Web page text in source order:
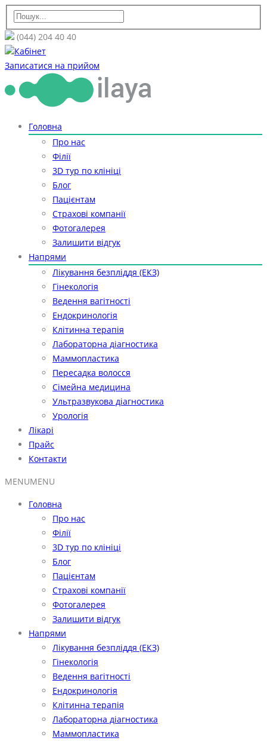
(044) 204 40 40
Кабінет
Записатися на прийом
Головна
Про нас
Філії
3D тур по клініці
Блог
Пацієнтам
Страхові компанії
Фотогалерея
Залишити відгук
Напрями
Лікування безпліддя (ЕКЗ)
Гінекологія
Ведення вагітності
Ендокринологія
Клітинна терапія
Лабораторна діагностика
Маммопластика
Пересадка волосся
Сімейна медицина
Ультразвукова діагностика
Урологія
Лікарі
Прайс
Контакти
MENUMENU
Головна
Про нас
Філії
3D тур по клініці
Блог
Пацієнтам
Страхові компанії
Фотогалерея
Залишити відгук
Напрями
Лікування безпліддя (ЕКЗ)
Гінекологія
Ведення вагітності
Ендокринологія
Клітинна терапія
Лабораторна діагностика
Маммопластика